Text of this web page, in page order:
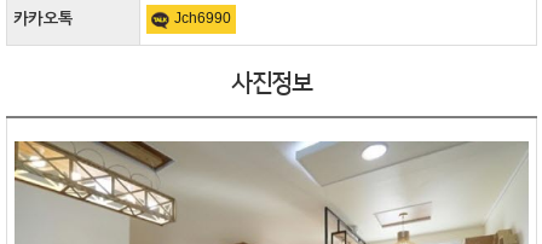
카카오톡 Jch6990
사진정보